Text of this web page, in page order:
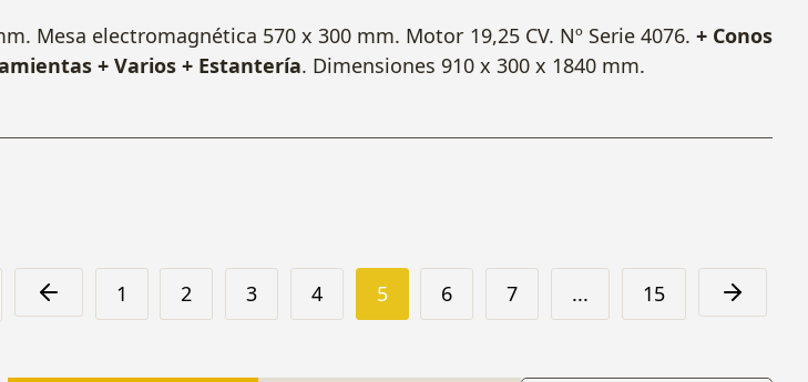
Mesa electromagnética 570 x 300 mm. Motor 19,25 CV. Nº Serie 4076. + Conos
+ Varios + Estantería. Dimensiones 910 x 300 x 1840 mm.
1 2 3 4 5 6 7 ... 15